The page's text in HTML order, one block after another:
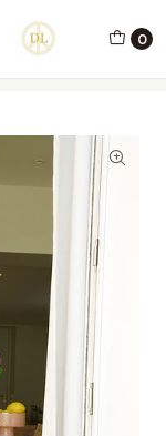
0
CONTINENTAL